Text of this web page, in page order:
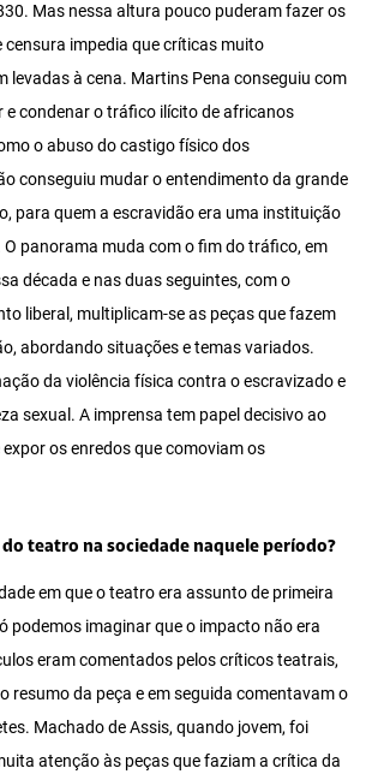
Mas nessa altura pouco puderam fazer os
impedia que críticas muito
levadas à cena. Martins Pena conseguiu com
e condenar o tráfico ilícito de africanos
o abuso do castigo físico dos
conseguiu mudar o entendimento da grande
para quem a escravidão era uma instituição
panorama muda com o fim do tráfico, em
década e nas duas seguintes, com o
liberal, multiplicam-se as peças que fazem
abordando situações e temas variados.
da violência física contra o escravizado e
sexual. A imprensa tem papel decisivo ao
os enredos que comoviam os
teatro na sociedade naquele período?
em que o teatro era assunto de primeira
podemos imaginar que o impacto não era
eram comentados pelos críticos teatrais,
resumo da peça e em seguida comentavam o
Machado de Assis, quando jovem, foi
atenção às peças que faziam a crítica da